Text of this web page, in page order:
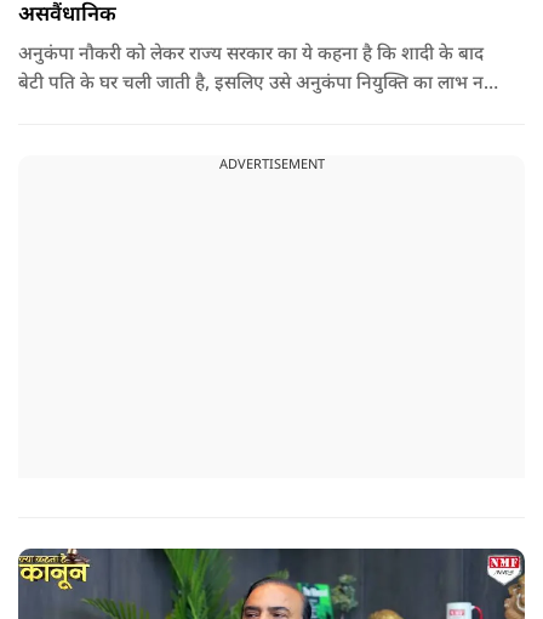
असवैंधानिक
अनुकंपा नौकरी को लेकर राज्य सरकार का ये कहना है कि शादी के बाद
बेटी पति के घर चली जाती है, इसलिए उसे अनुकंपा नियुक्ति का लाभ नहीं
ADVERTISEMENT